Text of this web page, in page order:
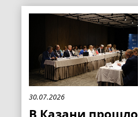
30.07.2026
В Казани прошло